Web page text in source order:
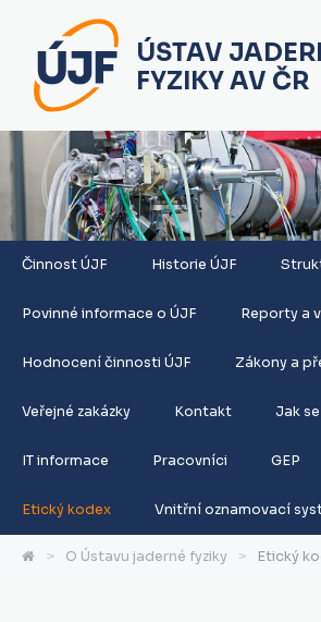
ÚSTAV
FYZIKY AV ČR
Činnost ÚJF Historie ÚJF
Povinné informace o ÚJF Reporty a
Hodnocení činnosti ÚJF Zákony a
Veřejné zakázky Kontakt Jak
IT informace Pracovníci GEP
Etický kodex Vnitřní oznamovací
O Ústavu jaderné fyziky Etický